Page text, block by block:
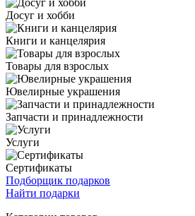
Досуг и хобби
Книги и канцелярия
Товары для взрослых
Ювелирные украшения
Запчасти и принадлежности
Услуги
Сертификаты
Подборщик подарков
Найти подарки